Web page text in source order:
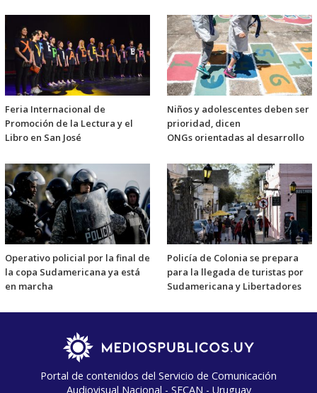
Feria Internacional de
Promoción de la Lectura y el
Libro en San José
Niños y adolescentes deben ser
prioridad, dicen
ONGs orientadas al desarrollo
Operativo policial por la final de
la copa Sudamericana ya está
en marcha
Policía de Colonia se prepara
para la llegada de turistas por
Sudamericana y Libertadores
Portal de contenidos del Servicio de Comunicación
Audiovisual Nacional - SECAN - Uruguay